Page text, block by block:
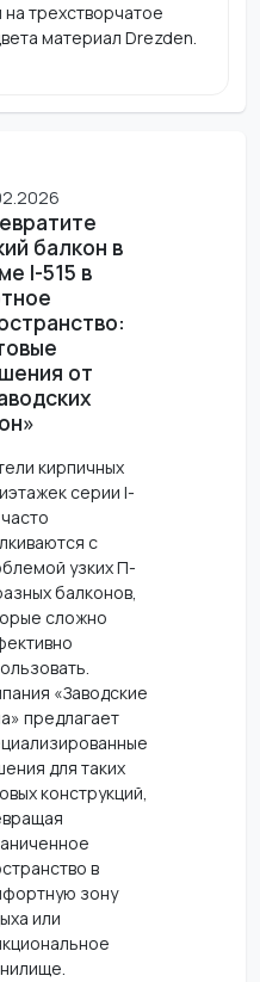
трехстворчатое
материал Drezden.
балкон в
I-515 в
от
кирпичных
серии I-
с
узких П-
балконов,
сложно
«Заводские
предлагает
для таких
конструкций,
в
зону
или